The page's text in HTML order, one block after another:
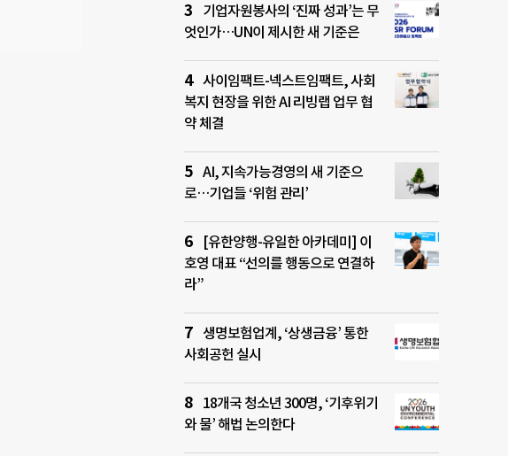
기업자원봉사의 ‘진짜 성과’는 무
엇인가…UN이 제시한 새 기준은
사이임팩트-넥스트임팩트, 사회
복지 현장을 위한 AI 리빙랩 업무 협
약 체결
AI, 지속가능경영의 새 기준으
로…기업들 ‘위험 관리’
[유한양행-유일한 아카데미] 이
호영 대표 “선의를 행동으로 연결하
라”
생명보험업계, ‘상생금융’ 통한
사회공헌 실시
18개국 청소년 300명, ‘기후위기
와 물’ 해법 논의한다